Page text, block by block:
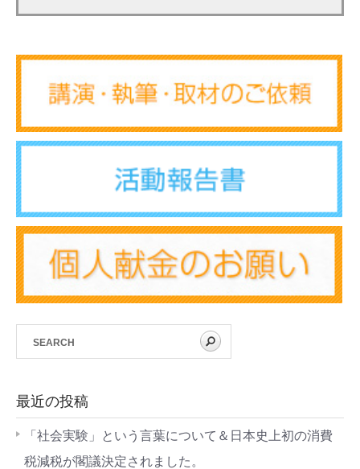
最近の投稿
「社会実験」という言葉について＆日本史上初の消費
税減税が閣議決定されました。